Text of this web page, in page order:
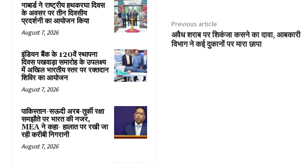
नाबार्ड ने राष्ट्रीय हथकरघा दिवस
के अवसर पर तीन दिवसीय
प्रदर्शनी का आयोजन किया
August 7, 2026
इंडियन बैंक के 120वें स्थापना
दिवस पखवाड़ा समारोह के उपलक्ष्य
में अखिल भारतीय स्तर पर रक्तदान
शिविर का आयोजन
August 7, 2026
पाकिस्तान-सऊदी अरब-तुर्की रक्षा
समझौते पर भारत की नजर,
MEA ने कहा- हालात पर रखी जा
रही करीबी निगरानी
August 7, 2026
Previous article
अवैध शराब पर शिकंजा कसने का दावा, आबकारी
विभाग ने कई दुकानों पर मारा छापा